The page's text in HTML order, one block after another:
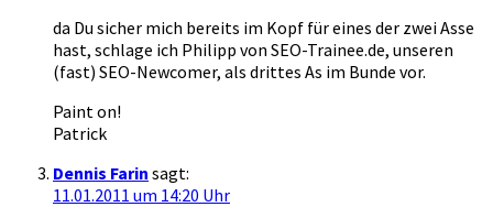
da Du sicher mich bereits im Kopf für eines der zwei Asse
hast, schlage ich Philipp von SEO-Trainee.de, unseren
(fast) SEO-Newcomer, als drittes As im Bunde vor.
Paint on!
Patrick
Dennis Farin sagt:
11.01.2011 um 14:20 Uhr